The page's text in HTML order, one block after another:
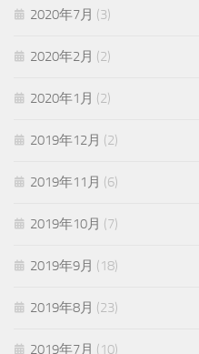
2020年7月 (3)
2020年2月 (2)
2020年1月 (2)
2019年12月 (2)
2019年11月 (6)
2019年10月 (7)
2019年9月 (18)
2019年8月 (23)
2019年7月 (10)